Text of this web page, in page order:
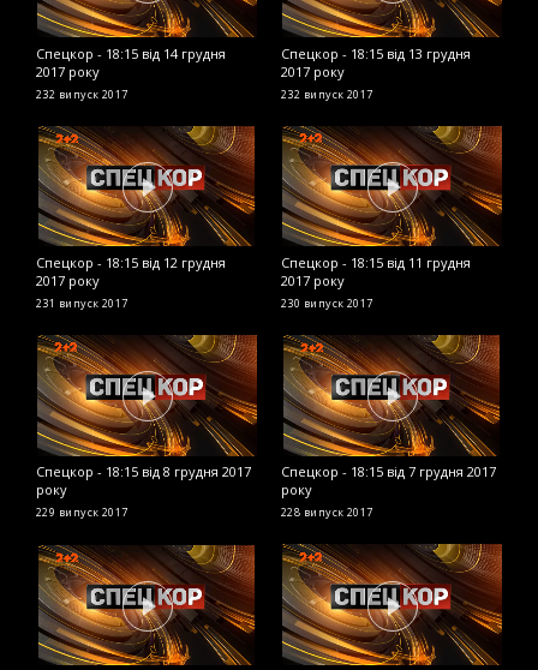
Спецкор - 18:15 від 14 грудня
2017 року
232 випуск 2017
Спецкор - 18:15 від 13 грудня
2017 року
232 випуск 2017
Спецкор - 18:15 від 12 грудня
2017 року
231 випуск 2017
Спецкор - 18:15 від 11 грудня
2017 року
230 випуск 2017
Спецкор - 18:15 від 8 грудня 2017
року
229 випуск 2017
Спецкор - 18:15 від 7 грудня 2017
року
228 випуск 2017